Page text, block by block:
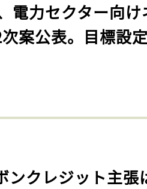
電力セクター向
案公表。目標設
ンクレジット主張